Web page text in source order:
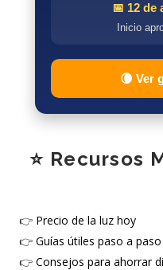
📅 12 de
Inicio
🌘 Ver
⭐ Recursos
👉 Precio de la luz hoy
👉 Guías útiles paso a paso
👉 Consejos para ahorrar